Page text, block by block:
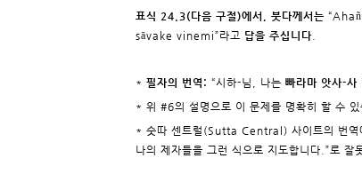
표식 24.3(다음 구절)에서, 붓다께서는
sāvake vinemi”라고 답을 주십니다
* 필자의 번역: “시하-님, 나는 빠라마 앗사-사
* 위 #6의 설명으로 이 문제를 명확히 할 수 있
* 숫따 센트럴(Sutta Central) 사이트의 번역
나의 제자들을 그런 식으로 지도합니다.”로 잘